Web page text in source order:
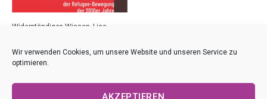
Wir verwenden Cookies, um unsere Website und unseren Service zu
optimieren.
AKZEPTIEREN
Widerständiges Wissen, Lisa
24. Oktober 2022